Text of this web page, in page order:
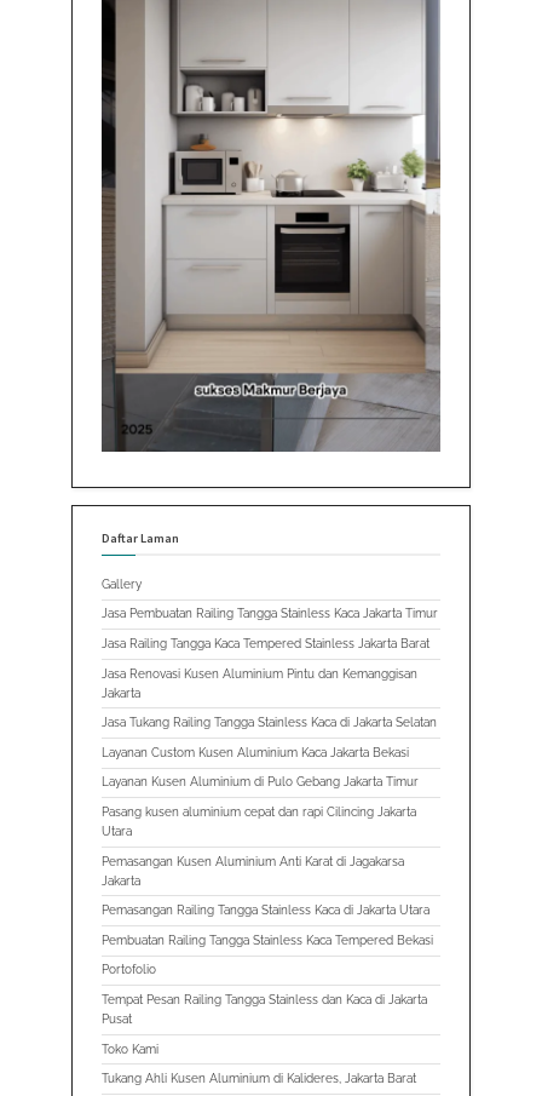
Daftar Laman
Gallery
Jasa Pembuatan Railing Tangga Stainless Kaca Jakarta Timur
Jasa Railing Tangga Kaca Tempered Stainless Jakarta Barat
Jasa Renovasi Kusen Aluminium Pintu dan Kemanggisan
Jakarta
Jasa Tukang Railing Tangga Stainless Kaca di Jakarta Selatan
Layanan Custom Kusen Aluminium Kaca Jakarta Bekasi
Layanan Kusen Aluminium di Pulo Gebang Jakarta Timur
Pasang kusen aluminium cepat dan rapi Cilincing Jakarta
Utara
Pemasangan Kusen Aluminium Anti Karat di Jagakarsa
Jakarta
Pemasangan Railing Tangga Stainless Kaca di Jakarta Utara
Pembuatan Railing Tangga Stainless Kaca Tempered Bekasi
Portofolio
Tempat Pesan Railing Tangga Stainless dan Kaca di Jakarta
Pusat
Toko Kami
Tukang Ahli Kusen Aluminium di Kalideres, Jakarta Barat